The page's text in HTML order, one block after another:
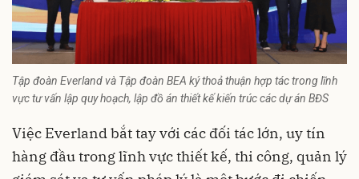
Tập đoàn Everland và Tập đoàn BEA ký thoả thuận hợp tác trong lĩnh
vực tư vấn lập quy hoạch, lập đồ án thiết kế kiến trúc các dự án BĐS
Việc Everland bắt tay với các đối tác lớn, uy tín
hàng đầu trong lĩnh vực thiết kế, thi công, quản lý